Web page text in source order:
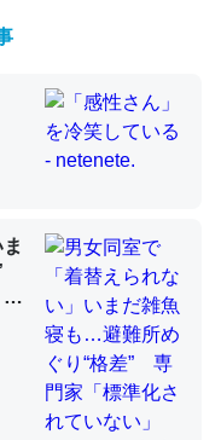
」は回収されないけ
化すればするほど分
- conceptualization
んかった。調べたら
分の1程度。
「昆虫はなぜ海にいな